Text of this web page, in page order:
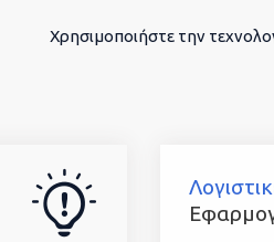
Χρησιμοποιήστε την